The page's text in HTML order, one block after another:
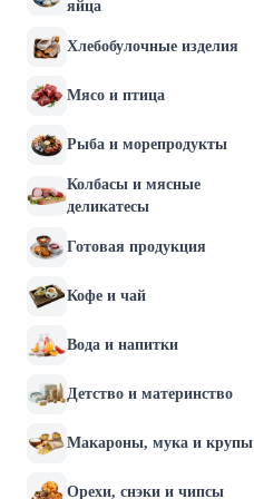
яйца
Хлебобулочные изделия
Мясо и птица
Рыба и морепродукты
Колбасы и мясные
деликатесы
Готовая продукция
Кофе и чай
Вода и напитки
Детство и материнство
Макароны, мука и крупы
Орехи, снэки и чипсы